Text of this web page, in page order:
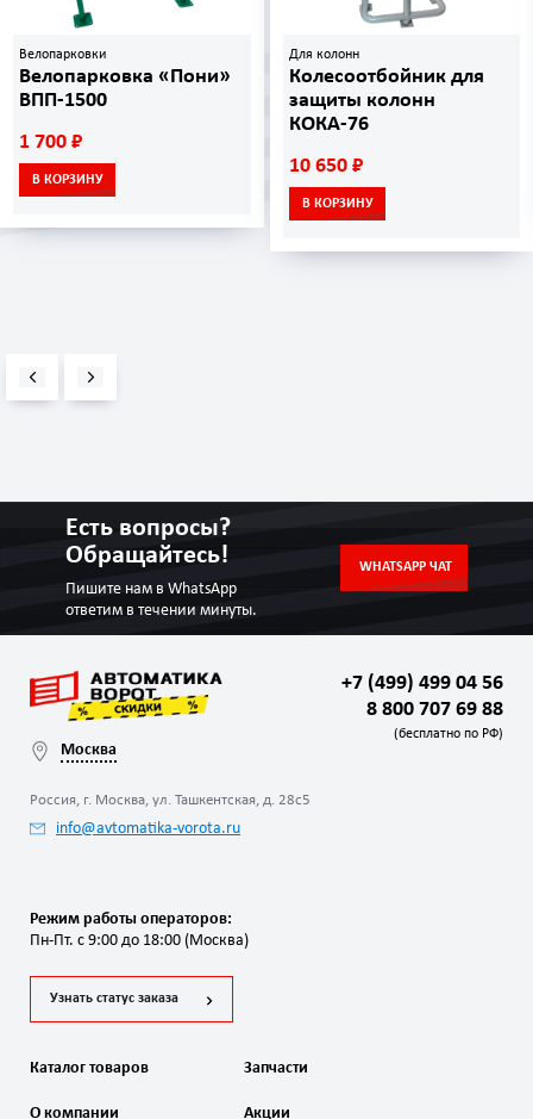
Велопарковки
Велопарковка «Пони»
ВПП-1500
1 700 ₽
В КОРЗИНУ
Для колонн
Колесоотбойник для
защиты колонн
КОКА-76
10 650 ₽
В КОРЗИНУ
Есть вопросы?
Обращайтесь!
Пишите нам в WhatsApp
ответим в течении минуты.
WHATSAPP ЧАТ
Москва
Россия, г. Москва, ул. Ташкентская, д. 28с5
info@avtomatika-vorota.ru
+7 (499) 499 04 56
8 800 707 69 88
(бесплатно по РФ)
Режим работы операторов:
Пн-Пт. с 9:00 до 18:00 (Москва)
Узнать статус заказа
Каталог товаров Запчасти
О компании Акции